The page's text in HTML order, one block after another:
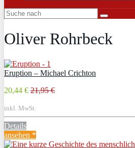
Oliver Rohrbeck
Eruption – Michael Crichton
20,44 € 21,95 €
inkl. MwSt.
Details
ansehen *